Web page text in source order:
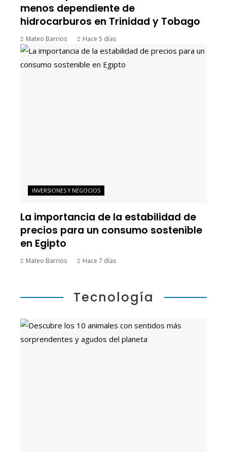
menos dependiente de
hidrocarburos en Trinidad y Tobago
Mateo Barrios Hace 5 días
INVERSIONES Y NEGOCIOS
La importancia de la estabilidad de
precios para un consumo sostenible
en Egipto
Mateo Barrios Hace 7 días
Tecnología